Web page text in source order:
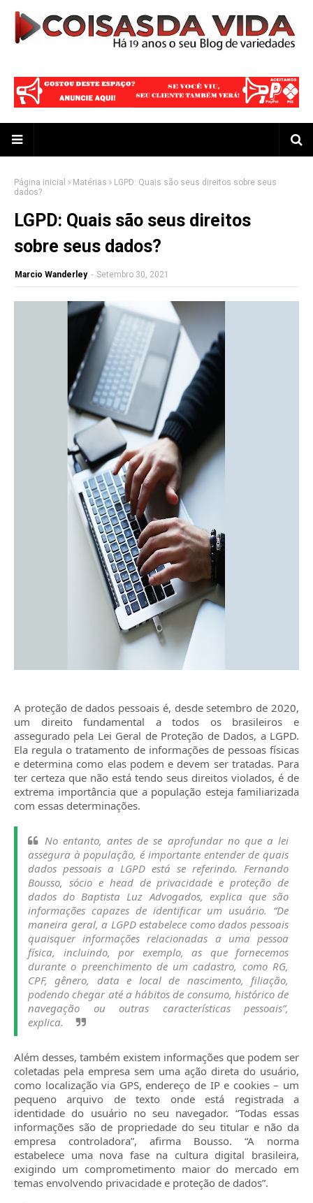
Página inicial Matérias
LGPD: Quais são seus direitos sobre seus
dados?
LGPD: Quais são seus direitos
sobre seus dados?
Marcio Wanderley - Setembro 30, 2021
A proteção de dados pessoais é, desde setembro de 2020,
um direito fundamental a todos os brasileiros e
assegurado pela Lei Geral de Proteção de Dados, a LGPD.
Ela regula o tratamento de informações de pessoas físicas
e determina como elas podem e devem ser tratadas. Para
ter certeza que não está tendo seus direitos violados, é de
extrema importância que a população esteja familiarizada
com essas determinações.
No entanto, antes de se aprofundar no que a lei
assegura à população, é importante entender de quais
dados pessoais a LGPD está se referindo. Fernando
Bousso, sócio e head de privacidade e proteção de
dados do Baptista Luz Advogados, explica que são
informações capazes de identificar um usuário. “De
maneira geral, a LGPD estabelece como dados pessoais
quaisquer informações relacionadas a uma pessoa
física, incluindo, por exemplo, as que fornecemos
durante o preenchimento de um cadastro, como RG,
CPF, gênero, data e local de nascimento, filiação,
podendo chegar até a hábitos de consumo, histórico de
navegação ou outras características pessoais”,
explica.
Além desses, também existem informações que podem ser
coletadas pela empresa sem uma ação direta do usuário,
como localização via GPS, endereço de IP e cookies – um
pequeno arquivo de texto onde está registrada a
identidade do usuário no seu navegador. “Todas essas
informações são de propriedade do seu titular e não da
empresa controladora”, afirma Bousso. “A norma
estabelece uma nova fase na cultura digital brasileira,
exigindo um comprometimento maior do mercado em
temas envolvendo privacidade e proteção de dados”.